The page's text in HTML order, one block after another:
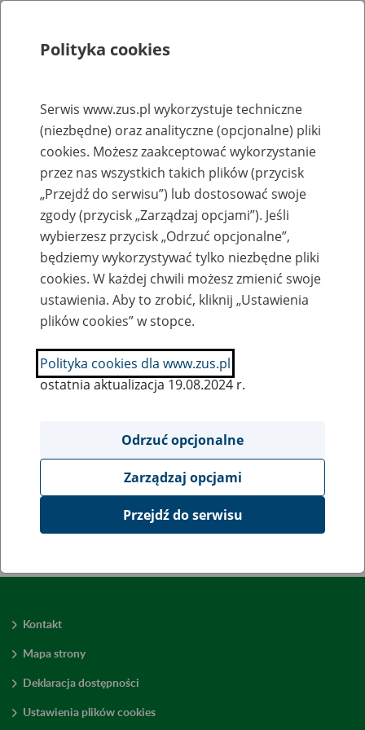
Sprawozdania roczne
Informacja z wykonania planów
finansowych FUS, FEP, FRD oraz
planu budżetu państwa w części 73
ZUS
Informacja z wykonania planów finansowych
FUS, FEP, FRD oraz planu budżetu państwa w
części 73-ZUS (2025)
Utworzył/Odpowiada: Departament Finansów - 25.06.2026 r., godz. 09:47
Udostępnił: Anna Borowska - GPR - 25.06.2026 r., godz. 11:07
Kontakt
Mapa strony
Deklaracja dostępności
Ustawienia plików cookies
Polityka cookies
Serwis www.zus.pl wykorzystuje techniczne
(niezbędne) oraz analityczne (opcjonalne) pliki
cookies. Możesz zaakceptować wykorzystanie
przez nas wszystkich takich plików (przycisk
„Przejdź do serwisu”) lub dostosować swoje
zgody (przycisk „Zarządzaj opcjami”). Jeśli
wybierzesz przycisk „Odrzuć opcjonalne”,
będziemy wykorzystywać tylko niezbędne pliki
cookies. W każdej chwili możesz zmienić swoje
ustawienia. Aby to zrobić, kliknij „Ustawienia
plików cookies” w stopce.
Polityka cookies dla www.zus.pl
ostatnia aktualizacja 19.08.2024 r.
Odrzuć opcjonalne
Zarządzaj opcjami
Przejdź do serwisu